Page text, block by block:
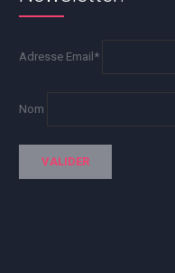
Adresse Email*
Nom